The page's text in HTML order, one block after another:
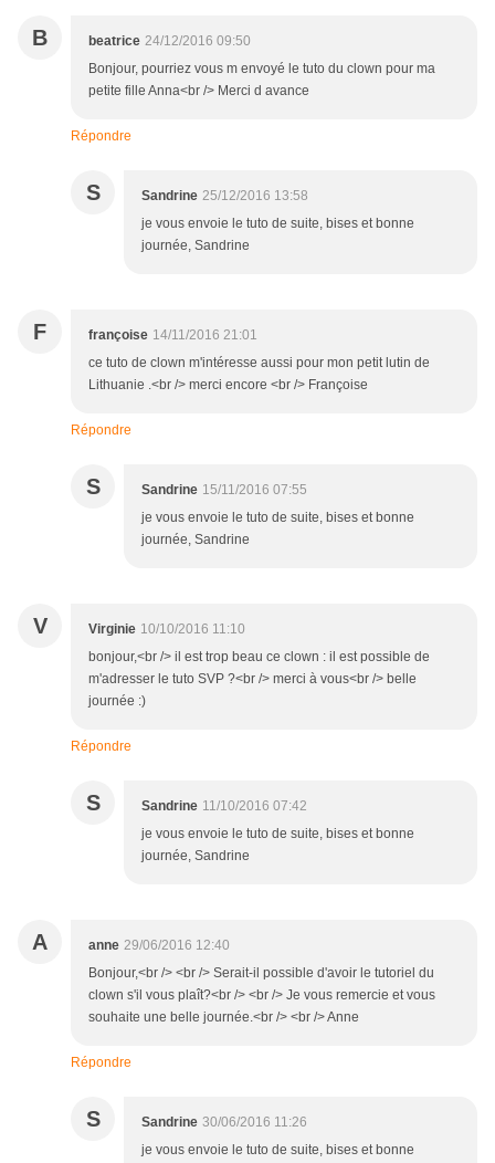
B beatrice 24/12/2016 09:50
Bonjour, pourriez vous m envoyé le tuto du clown pour ma
petite fille Anna<br /> Merci d avance
Répondre
S Sandrine 25/12/2016 13:58
je vous envoie le tuto de suite, bises et bonne
journée, Sandrine
F françoise 14/11/2016 21:01
ce tuto de clown m'intéresse aussi pour mon petit lutin de
Lithuanie .<br /> merci encore <br /> Françoise
Répondre
S Sandrine 15/11/2016 07:55
je vous envoie le tuto de suite, bises et bonne
journée, Sandrine
V Virginie 10/10/2016 11:10
bonjour,<br /> il est trop beau ce clown : il est possible de
m'adresser le tuto SVP ?<br /> merci à vous<br /> belle
journée :)
Répondre
S Sandrine 11/10/2016 07:42
je vous envoie le tuto de suite, bises et bonne
journée, Sandrine
A anne 29/06/2016 12:40
Bonjour,<br /> <br /> Serait-il possible d'avoir le tutoriel du
clown s'il vous plaît?<br /> <br /> Je vous remercie et vous
souhaite une belle journée.<br /> <br /> Anne
Répondre
S Sandrine 30/06/2016 11:26
je vous envoie le tuto de suite, bises et bonne